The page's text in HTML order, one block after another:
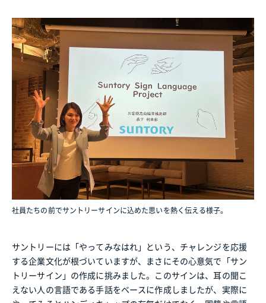
社員たちの前でサントリーサインに込めた思いを熱く伝える様子。
サントリーには「やってみなはれ」という、チャレンジを応援
する企業文化が根づいていますが、まさにその心意気で「サン
トリーサイン」の作成に挑みました。このサインは、耳の聞こ
えない人の言語である手話をベースに作成しましたが、実際に